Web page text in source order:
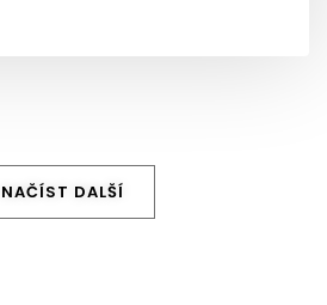
NAČÍST DALŠÍ